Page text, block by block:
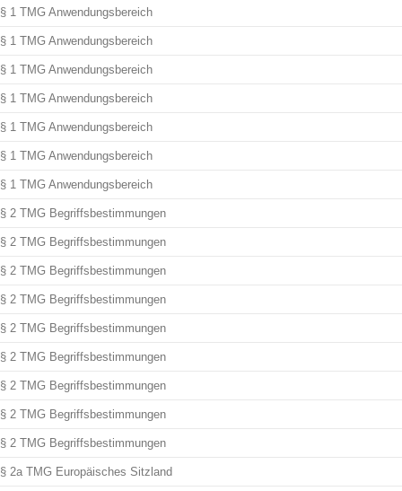
§ 1 TMG Anwendungsbereich
§ 1 TMG Anwendungsbereich
§ 1 TMG Anwendungsbereich
§ 1 TMG Anwendungsbereich
§ 1 TMG Anwendungsbereich
§ 1 TMG Anwendungsbereich
§ 1 TMG Anwendungsbereich
§ 2 TMG Begriffsbestimmungen
§ 2 TMG Begriffsbestimmungen
§ 2 TMG Begriffsbestimmungen
§ 2 TMG Begriffsbestimmungen
§ 2 TMG Begriffsbestimmungen
§ 2 TMG Begriffsbestimmungen
§ 2 TMG Begriffsbestimmungen
§ 2 TMG Begriffsbestimmungen
§ 2 TMG Begriffsbestimmungen
§ 2a TMG Europäisches Sitzland